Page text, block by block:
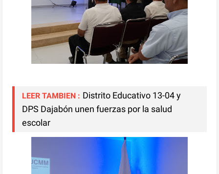
LEER TAMBIEN : Distrito Educativo 13-04 y
DPS Dajabón unen fuerzas por la salud
escolar